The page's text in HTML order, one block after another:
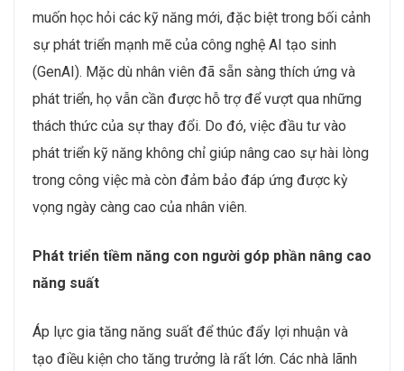
muốn học hỏi các kỹ năng mới, đặc biệt trong bối cảnh
sự phát triển mạnh mẽ của công nghệ AI tạo sinh
(GenAI). Mặc dù nhân viên đã sẵn sàng thích ứng và
phát triển, họ vẫn cần được hỗ trợ để vượt qua những
thách thức của sự thay đổi. Do đó, việc đầu tư vào
phát triển kỹ năng không chỉ giúp nâng cao sự hài lòng
trong công việc mà còn đảm bảo đáp ứng được kỳ
vọng ngày càng cao của nhân viên.
Phát triển tiềm năng con người góp phần nâng cao
năng suất
Áp lực gia tăng năng suất để thúc đẩy lợi nhuận và
tạo điều kiện cho tăng trưởng là rất lớn. Các nhà lãnh